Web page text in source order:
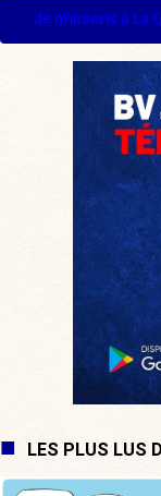
Je m'inscris à La
LES PLUS LUS